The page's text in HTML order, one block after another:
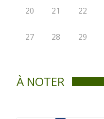
20 21 22
27 28 29
À NOTER